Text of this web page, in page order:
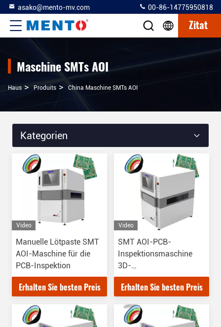
asako@mento-mv.com 00-86-14775950818
Zitat
Maschine SMTs AOI
Haus > Produits > China Maschine SMTs AOI
Kategorien
Video
Manuelle Lötpaste SMT
AOI-Maschine für die
PCB-Inspektion
Erhalten Sie besten Preis
Video
SMT AOI-PCB-
Inspektionsmaschine
3D-
Erhalten Sie besten Preis